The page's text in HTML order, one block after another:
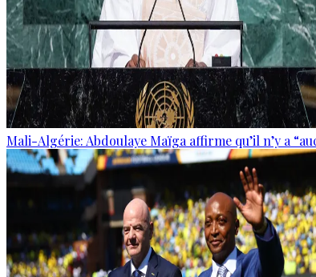
Mali-Algérie: Abdoulaye Maïga affirme qu’il n’y a